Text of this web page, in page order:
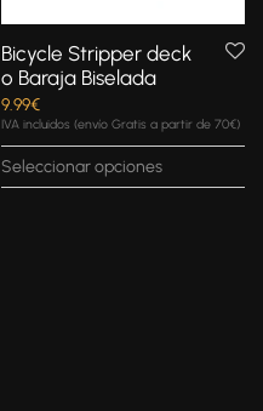
Bicycle Stripper deck
o Baraja Biselada
9.99€
IVA incluidos (envío Gratis a partir de 70€)
Seleccionar opciones